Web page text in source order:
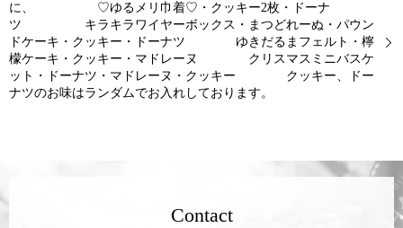
に、 ♡ゆるメリ巾着♡・クッキー2枚・ドーナ
ツ キラキラワイヤーボックス・まつどれーぬ・パウン
ドケーキ・クッキー・ドーナツ ️ゆきだるまフェルト️・檸
檬ケーキ・クッキー・マドレーヌ クリスマスミニバスケ
ット・ドーナツ・マドレーヌ・クッキー クッキー、ドー
ナツのお味はランダムでお入れしております。
Contact